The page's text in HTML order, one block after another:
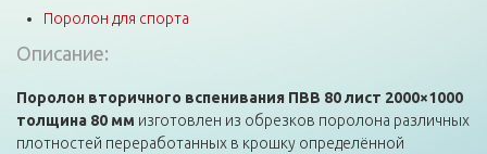
Поролон для спорта
Описание:
Поролон вторичного вспенивания ПВВ 80 лист 2000×1000
толщина 80 мм изготовлен из обрезков поролона различных
плотностей переработанных в крошку определённой